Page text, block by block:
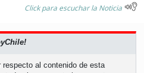
Click para escuchar la Noticia
al contenido de esta